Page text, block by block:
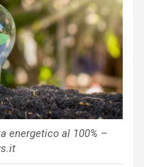
energetico al 100% –